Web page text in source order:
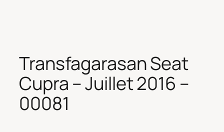
Transfagarasan Seat
Cupra – Juillet 2016 –
00081